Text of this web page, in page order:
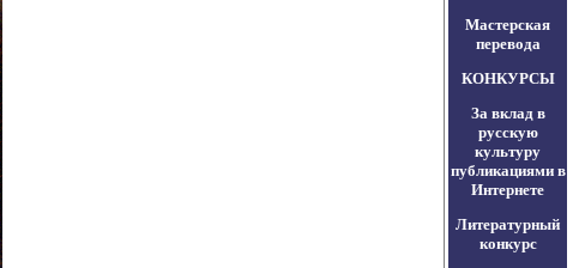
Мастерская
перевода
КОНКУРСЫ
За вклад в
русскую
культуру
публикациями в
Интернете
Литературный
конкурс